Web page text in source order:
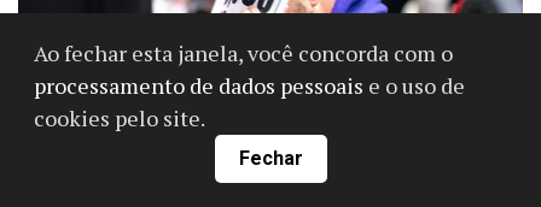
Ao fechar esta janela, você concorda com o
processamento de dados pessoais e o uso de
cookies pelo site.
Fechar